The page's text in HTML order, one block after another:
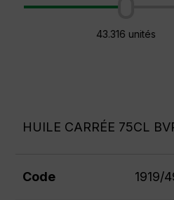
43.316 unités
HUILE CARRÉE 75CL
Code 1919/